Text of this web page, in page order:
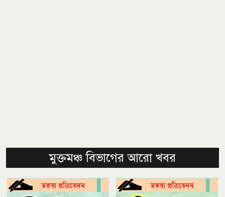
মুক্তমঞ্চ বিভাগের আরো খবর